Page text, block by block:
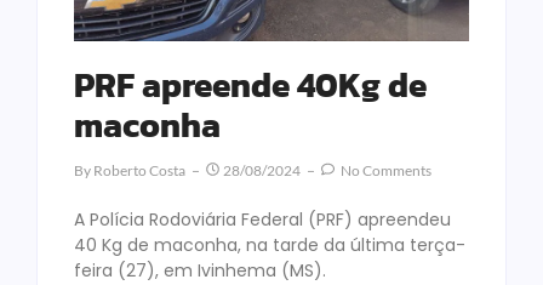
PRF apreende 40Kg de
maconha
By Roberto Costa 28/08/2024 No Comments
A Polícia Rodoviária Federal (PRF) apreendeu
40 Kg de maconha, na tarde da última terça-
feira (27), em Ivinhema (MS).